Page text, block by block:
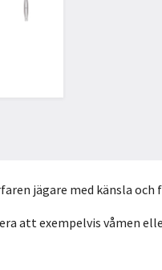
jägare med känsla
att exempelvis våmen